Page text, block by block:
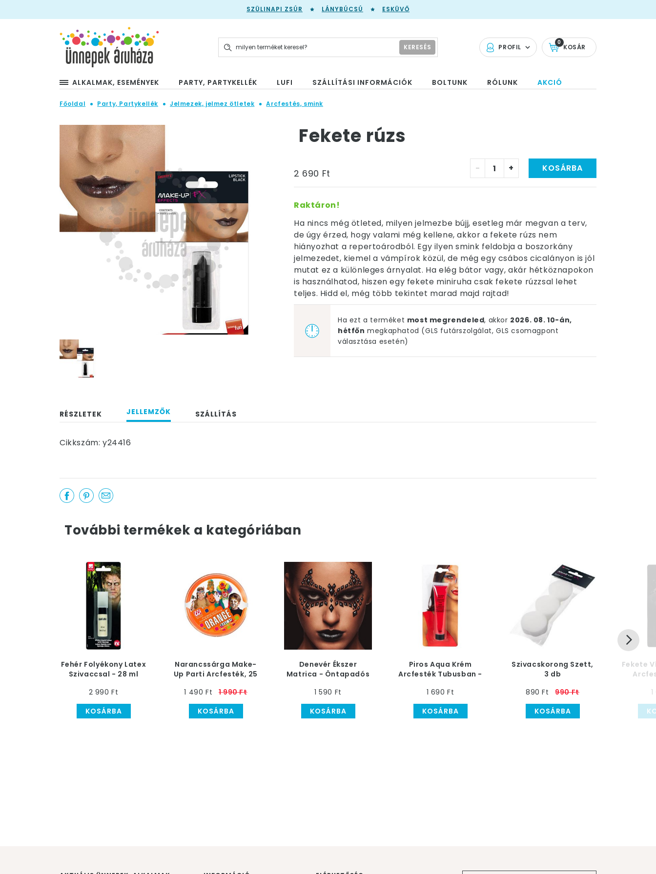
SZÜLINAPI ZSÚR LÁNYBÚCSÚ ESKÜVŐ
PROFIL KOSÁR
0
KERESÉS
ALKALMAK, ESEMÉNYEK PARTY, PARTYKELLÉK LUFI SZÁLLÍTÁSI INFORMÁCIÓK BOLTUNK RÓLUNK AKCIÓ
Főoldal Party, Partykellék Jelmezek, jelmez ötletek Arcfestés, smink
Fekete rúzs
2 690 Ft - + KOSÁRBA
Raktáron!
Ha nincs még ötleted, milyen jelmezbe bújj, esetleg már megvan a terv,
de úgy érzed, hogy valami még kellene, akkor a fekete rúzs nem
hiányozhat a repertoárodból. Egy ilyen smink feldobja a boszorkány
jelmezedet, kiemel a vámpírok közül, de még egy csábos cicalányon is jól
mutat ez a különleges árnyalat. Ha elég bátor vagy, akár hétköznapokon
is használhatod, hiszen egy fekete miniruha csak fekete rúzzsal lehet
teljes. Hidd el, még több tekintet marad majd rajtad!
Ha ezt a terméket most megrendeled, akkor 2026. 08. 10-án,
hétfőn megkaphatod (GLS futárszolgálat, GLS csomagpont
választása esetén)
RÉSZLETEK JELLEMZŐK SZÁLLÍTÁS
Cikkszám: y24416
További termékek a kategóriában
Fehér Folyékony Latex
Szivaccsal - 28 ml
2 990 Ft
KOSÁRBA
Narancssárga Make-
Up Parti Arcfesték, 25
1 490 Ft
1 990 Ft
KOSÁRBA
Denevér Ékszer
Matrica - Öntapadós
1 590 Ft
KOSÁRBA
Piros Aqua Krém
Arcfesték Tubusban -
1 690 Ft
KOSÁRBA
Szivacskorong Szett,
3 db
890 Ft
990 Ft
KOSÁRBA
Fekete